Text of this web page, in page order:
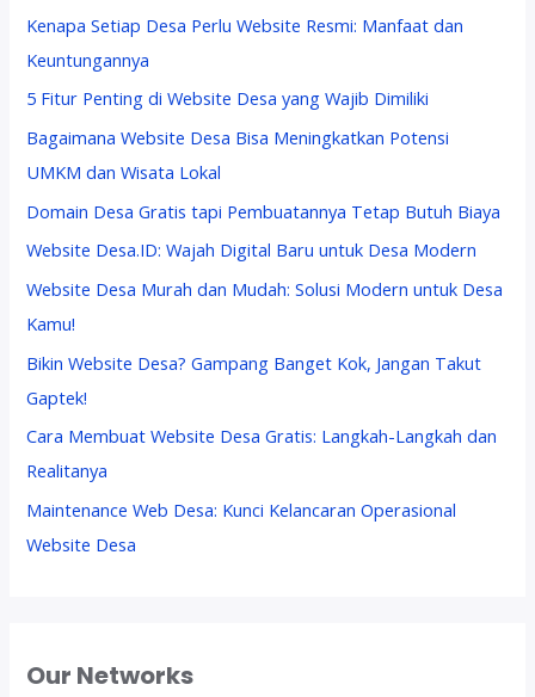
Kenapa Setiap Desa Perlu Website Resmi: Manfaat dan
Keuntungannya
5 Fitur Penting di Website Desa yang Wajib Dimiliki
Bagaimana Website Desa Bisa Meningkatkan Potensi
UMKM dan Wisata Lokal
Domain Desa Gratis tapi Pembuatannya Tetap Butuh Biaya
Website Desa.ID: Wajah Digital Baru untuk Desa Modern
Website Desa Murah dan Mudah: Solusi Modern untuk Desa
Kamu!
Bikin Website Desa? Gampang Banget Kok, Jangan Takut
Gaptek!
Cara Membuat Website Desa Gratis: Langkah-Langkah dan
Realitanya
Maintenance Web Desa: Kunci Kelancaran Operasional
Website Desa
Our Networks